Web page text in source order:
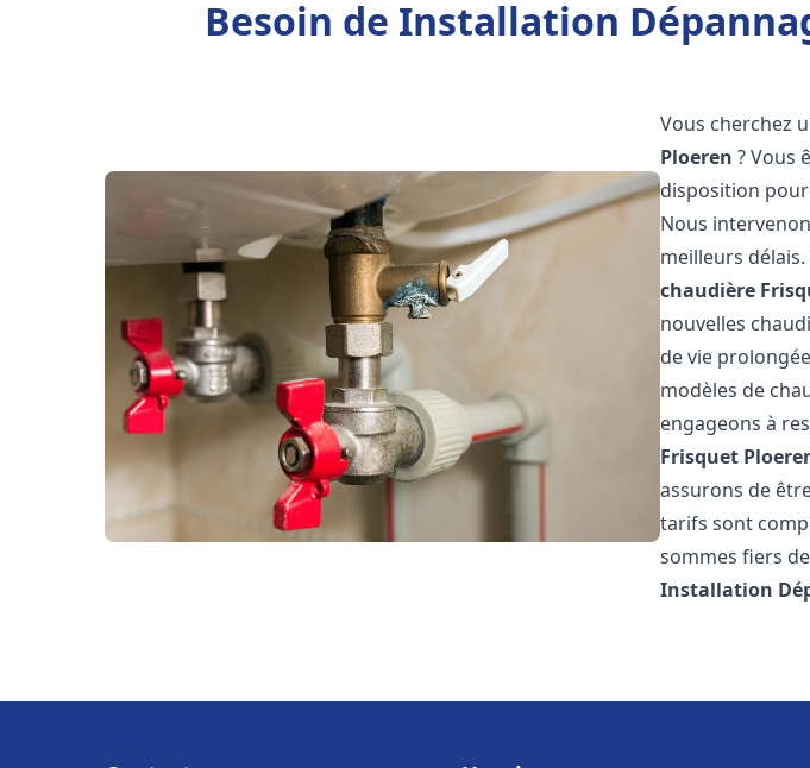
Besoin de Installation
Vous cherchez
Ploeren ? Vous
disposition
Nous
meilleurs
chaudière
nouvelles
de vie
modèles de
engageons à
Frisquet
assurons de
tarifs sont
sommes fiers
Installation